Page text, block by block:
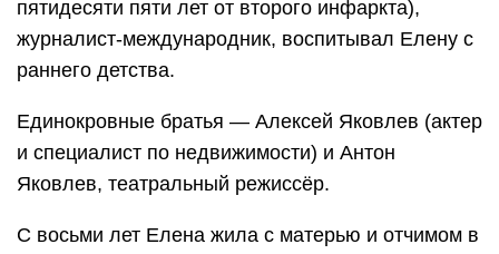
пятидесяти пяти лет от второго инфаркта),
журналист-международник, воспитывал Елену с
раннего детства.
Единокровные братья — Алексей Яковлев (актер
и специалист по недвижимости) и Антон
Яковлев, театральный режиссёр.
С восьми лет Елена жила с матерью и отчимом в